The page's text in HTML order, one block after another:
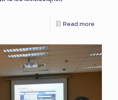
Read more